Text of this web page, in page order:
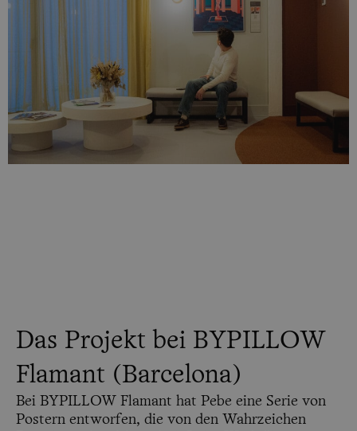
Das Projekt bei BYPILLOW
Flamant (Barcelona)
Bei BYPILLOW Flamant hat Pebe eine Serie von
Postern entworfen, die von den Wahrzeichen